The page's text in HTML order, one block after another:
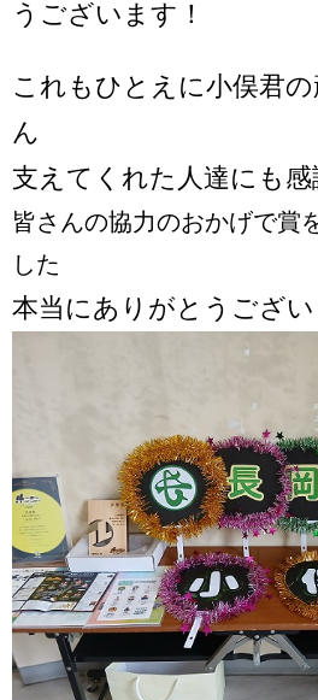
うございます！
これもひとえに小俣君
ん
支えてくれた人達にも感
皆さんの協力のおかげで賞
した
本当にありがとうござ